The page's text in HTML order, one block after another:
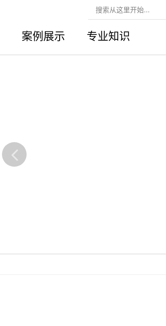
案例展示 专业知识